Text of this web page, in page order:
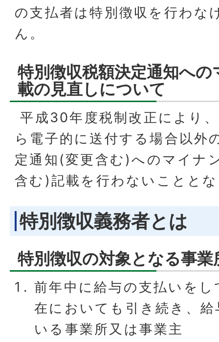
の支払者は特別徴収を行わな
ん。
特別徴収税額決定通知へ
載の見直しについて
平成30年度税制改正により
ら電子的に送付する場合以外
定通知(変更含む)へのマイナ
含む)記載を行わないことと
特別徴収義務者とは
特別徴収の対象となる事業
前年中に給与の支払いを
在においても引き続き、
いる事業所又は事業主